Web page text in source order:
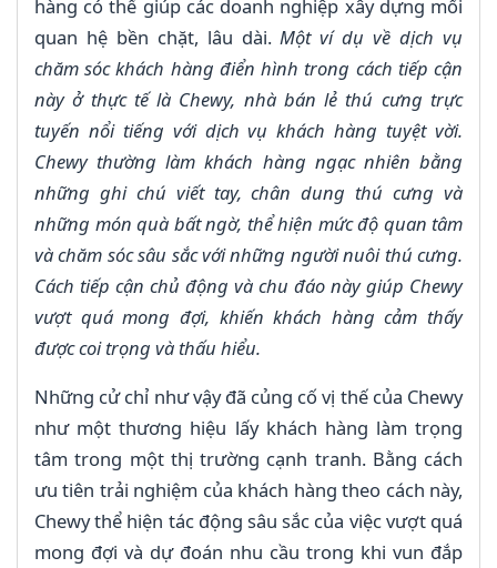
hàng có thể giúp các doanh nghiệp xây dựng mối
quan hệ bền chặt, lâu dài.Một ví dụ về dịch vụ
chăm sóc khách hàng điển hình trong cách tiếp cận
này ở thực tế là Chewy, nhà bán lẻ thú cưng trực
tuyến nổi tiếng với dịch vụ khách hàng tuyệt vời.
Chewy thường làm khách hàng ngạc nhiên bằng
những ghi chú viết tay, chân dung thú cưng và
những món quà bất ngờ, thể hiện mức độ quan tâm
và chăm sóc sâu sắc với những người nuôi thú cưng.
Cách tiếp cận chủ động và chu đáo này giúp Chewy
vượt quá mong đợi, khiến khách hàng cảm thấy
được coi trọng và thấu hiểu.
Những cử chỉ như vậy đã củng cố vị thế của Chewy
như một thương hiệu lấy khách hàng làm trọng
tâm trong một thị trường cạnh tranh. Bằng cách
ưu tiên trải nghiệm của khách hàng theo cách này,
Chewy thể hiện tác động sâu sắc của việc vượt quá
mong đợi và dự đoán nhu cầu trong khi vun đắp